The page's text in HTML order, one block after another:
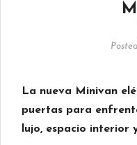
La nueva Minivan
puertas para
lujo, espacio interior